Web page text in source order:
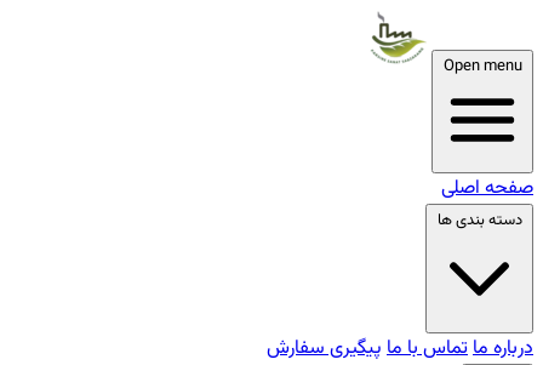
Open menu
صفحه اصلی
دسته بندی ها
درباره ماتماس با ما پیگیری سفارش